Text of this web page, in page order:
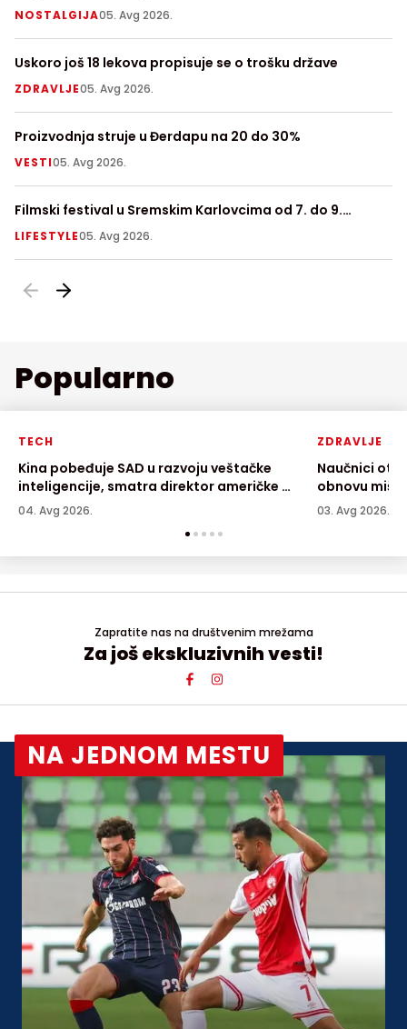
NOSTALGIJA05. Avg 2026.
Uskoro još 18 lekova propisuje se o trošku države
ZDRAVLJE05. Avg 2026.
Proizvodnja struje u Đerdapu na 20 do 30%
VESTI05. Avg 2026.
Filmski festival u Sremskim Karlovcima od 7. do 9.
avgusta
LIFESTYLE05. Avg 2026.
Popularno
TECH
Kina pobeđuje SAD u razvoju veštačke
inteligencije, smatra direktor američke AI
kompanije
04. Avg 2026.
ZDRAVLJE
Naučnici
obnovu
03. Avg 2026.
Zapratite nas na društvenim mrežama
Za još ekskluzivnih vesti!
NA JEDNOM MESTU